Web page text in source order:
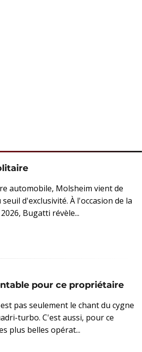
automobile, Molsheim vient de
d'exclusivité. À l'occasion de la
Bugatti révèle...
pour ce propriétaire
pas seulement le chant du cygne
turbo. C'est aussi, pour ce
plus belles opérat...